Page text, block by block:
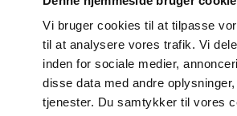
Vi bruger cookies til at tilpasse
til at analysere vores trafik. Vi
inden for sociale medier,
disse data med andre
tjenester. Du samtykker til vores